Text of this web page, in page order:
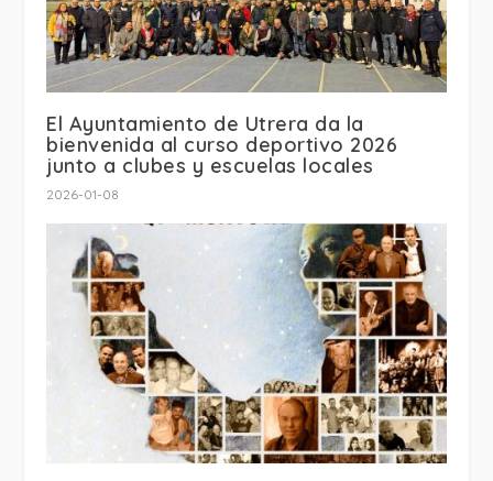
El Ayuntamiento de Utrera da la
bienvenida al curso deportivo 2026
junto a clubes y escuelas locales
2026-01-08